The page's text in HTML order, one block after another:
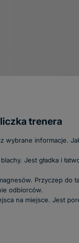
trenera
informacje.
Jest gładka i
Przyczep do
odbiorców.
na miejsce. Jest